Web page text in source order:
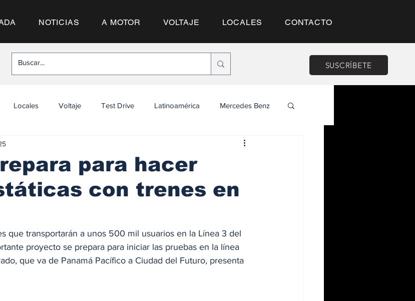
NOTICIAS A MOTOR VOLTAJE LOCALES CONTACTO
SUSCRÍBETE
Locales Voltaje Test Drive Latinoamérica Mercedes Benz
para hacer
con trenes en
que transportarán a unos 500 mil usuarios en la Línea 3 del
proyecto se prepara para iniciar las pruebas en la línea
que va de Panamá Pacífico a Ciudad del Futuro, presenta